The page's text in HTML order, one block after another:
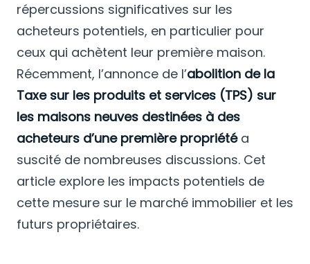
répercussions significatives sur les
acheteurs potentiels, en particulier pour
ceux qui achètent leur première maison.
Récemment, l’annonce de l’abolition de la
Taxe sur les produits et services (TPS) sur
les maisons neuves destinées à des
acheteurs d’une première propriétéa
suscité de nombreuses discussions. Cet
article explore les impacts potentiels de
cette mesure sur le marché immobilier et les
futurs propriétaires.